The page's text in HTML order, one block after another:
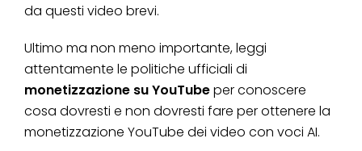
da questi video brevi.
Ultimo ma non meno importante, leggi
attentamente le politiche ufficiali di
monetizzazione su YouTubeper conoscere
cosa dovresti e non dovresti fare per ottenere la
monetizzazione YouTube dei video con voci AI.